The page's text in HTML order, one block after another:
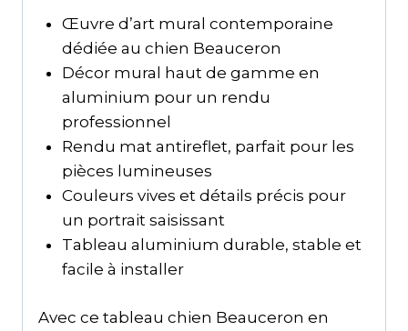
Œuvre d’art mural contemporaine
dédiée au chien Beauceron
Décor mural haut de gamme en
aluminium pour un rendu
professionnel
Rendu mat antireflet, parfait pour les
pièces lumineuses
Couleurs vives et détails précis pour
un portrait saisissant
Tableau aluminium durable, stable et
facile à installer
Avec ce tableau chien Beauceron en